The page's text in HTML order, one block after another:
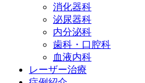
消化器科
泌尿器科
内分泌科
歯科・口腔科
血液内科
レーザー治療